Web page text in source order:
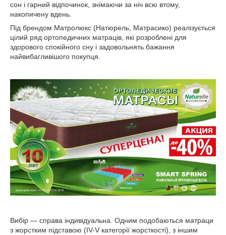
сон і гарний відпочинок, знімаючи за ніч всю втому,
накопичену вдень.
Під брендом Матролюкс (Натюрель, Матрасико) реалізується
цілий ряд ортопедичних матраців, які розроблені для
здорового спокійного сну і задовольнять бажання
найвибагливішого покупця.
Вибір — справа індивідуальна. Одним подобаються матраци
з жорстким підставою (IV-V категорії жорсткості), з іншим